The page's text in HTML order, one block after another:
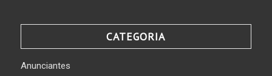
CATEGORIA
Anunciantes